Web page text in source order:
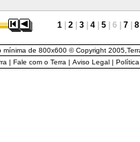
1| 2| 3| 4| 5| 6 | 7| 8
mínima de 800x600 © Copyright
| Fale com o Terra | Aviso Legal |